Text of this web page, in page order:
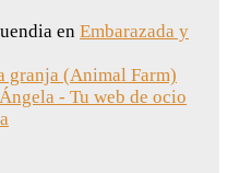
en Embarazada y
granja (Animal Farm)
- Tu web de ocio